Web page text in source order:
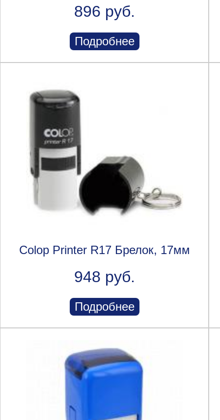
896 руб.
Подробнее
Colop Printer R17 Брелок, 17мм
948 руб.
Подробнее